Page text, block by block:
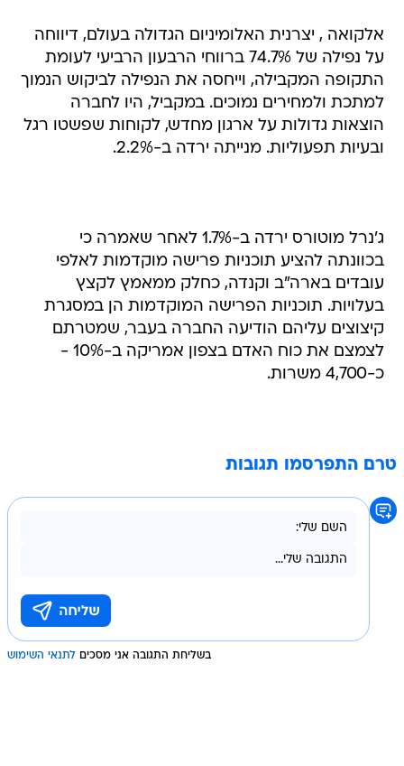
אלקואה , יצרנית האלומיניום הגדולה בעולם, דיווחה
על נפילה של 74.7% ברווחי הרבעון הרביעי לעומת
התקופה המקבילה, וייחסה את הנפילה לביקוש הנמוך
למתכת ולמחירים נמוכים. במקביל, היו לחברה
הוצאות גדולות על ארגון מחדש, לקוחות שפשטו רגל
ובעיות תפעוליות. מנייתה ירדה ב-2.2%.
ג'נרל מוטורס ירדה ב-1.7% לאחר שאמרה כי
בכוונתה להציע תוכניות פרישה מוקדמות לאלפי
עובדים בארה"ב וקנדה, כחלק ממאמץ לקצץ
בעלויות. תוכניות הפרישה המוקדמות הן במסגרת
קיצוצים עליהם הודיעה החברה בעבר, שמטרתם
לצמצם את כוח האדם בצפון אמריקה ב-10% -
כ-4,700 משרות.
טרם התפרסמו תגובות
בשליחת התגובה אני מסכים לתנאי השימוש